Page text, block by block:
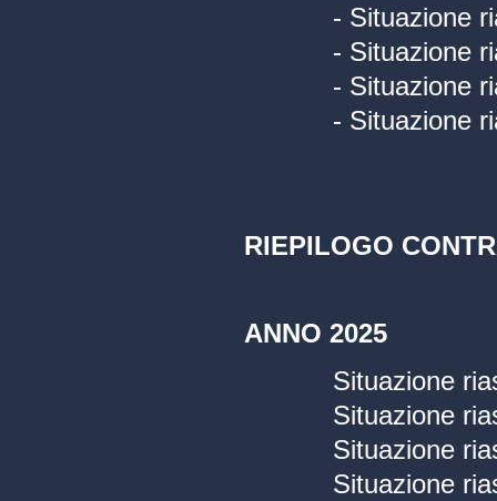
- Situazione
- Situazione
- Situazione
- Situazione
RIEPILOGO
ANNO 2025
Situazione
Situazione
Situazione
Situazione